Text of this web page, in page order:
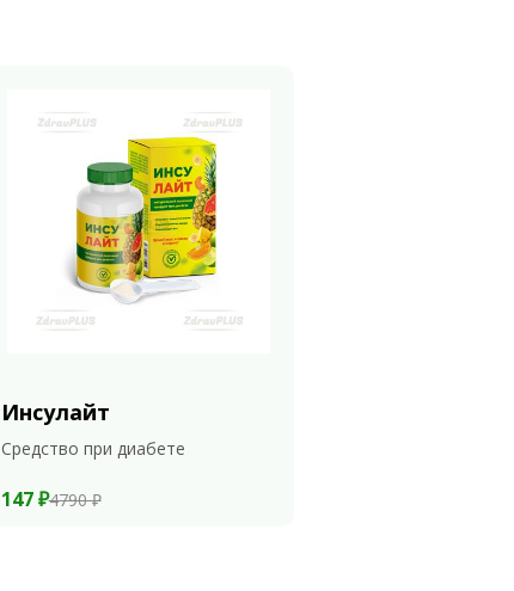
Инсулайт
Средство при диабете
147 ₽4790 ₽